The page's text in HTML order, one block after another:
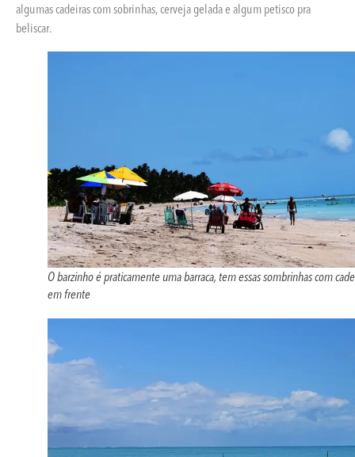
algumas cadeiras com sobrinhas, cerveja gelada e algum petisco pra
beliscar.
O barzinho é praticamente uma barraca, tem essas sombrinhas com
em frente